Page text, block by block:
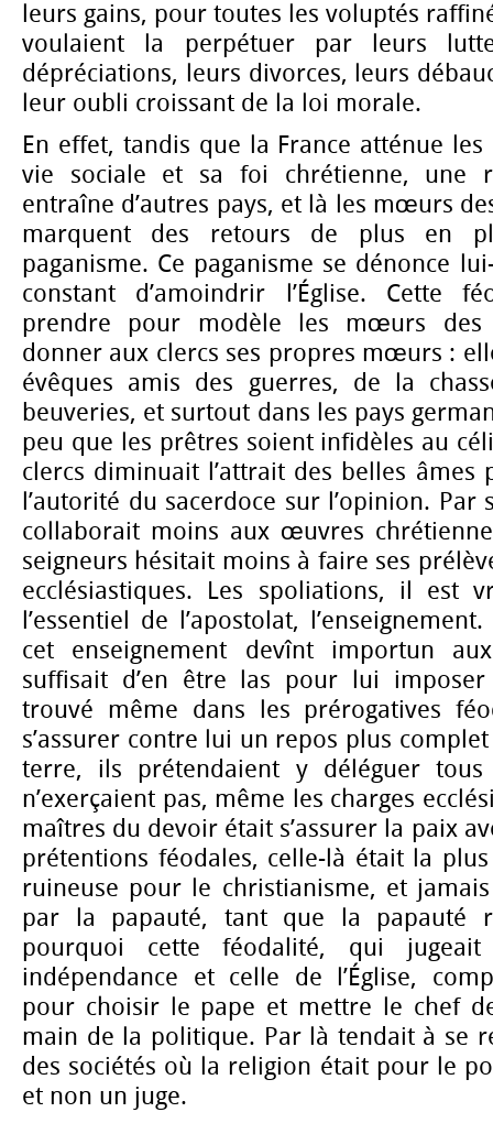
leurs gains, pour toutes les voluptés
voulaient la perpétuer par leurs
dépréciations, leurs divorces, leurs
leur oubli croissant de la loi morale.
En effet, tandis que la France atténue les
vie sociale et sa foi chrétienne, une
entraîne d’autres pays, et là les mœurs
marquent des retours de plus en
paganisme. Ce paganisme se dénonce
constant d’amoindrir l’Église. Cette
prendre pour modèle les mœurs des
donner aux clercs ses propres mœurs :
évêques amis des guerres, de la
beuveries, et surtout dans les pays
peu que les prêtres soient infidèles au
clercs diminuait l’attrait des belles âmes
l’autorité du sacerdoce sur l’opinion. Par
collaborait moins aux œuvres
seigneurs hésitait moins à faire ses
ecclésiastiques. Les spoliations, il est
l’essentiel de l’apostolat,
cet enseignement devînt importun
suffisait d’en être las pour lui
trouvé même dans les prérogatives
s’assurer contre lui un repos plus
terre, ils prétendaient y déléguer tous
n’exerçaient pas, même les charges
maîtres du devoir était s’assurer la paix
prétentions féodales, celle-là était la
ruineuse pour le christianisme, et
par la papauté, tant que la papauté
pourquoi cette féodalité, qui jugeait
indépendance et celle de l’Église,
pour choisir le pape et mettre le chef
main de la politique. Par là tendait à se
des sociétés où la religion était pour le
et non un juge.